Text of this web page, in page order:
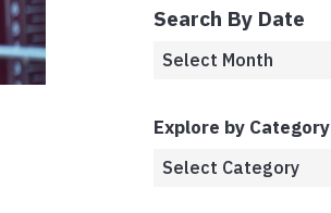
Search By Date
Explore by Category